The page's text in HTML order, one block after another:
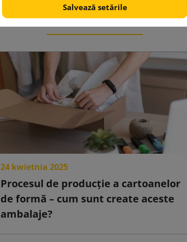
Blog
24 kwietnia 2025
Procesul de producție a cartoanelor
de formă – cum sunt create aceste
ambalaje?
Salvează setările